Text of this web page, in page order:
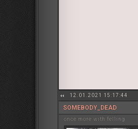
12.01.2021 15:17:44
SOMEBODY_DEAD
once more with felling